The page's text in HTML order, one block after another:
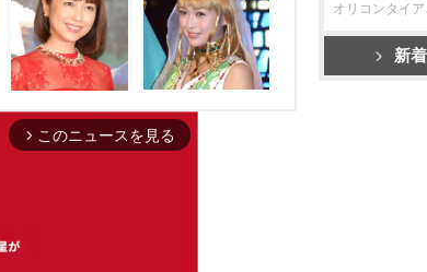
arrow_forward_ios このニュースを見る
オリコンタイ
新